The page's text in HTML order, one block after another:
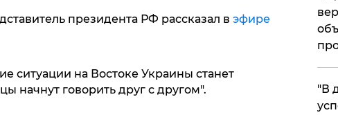
президента РФ рассказал в эфире
ситуации на Востоке Украины станет
начнут говорить друг с другом".
​"В